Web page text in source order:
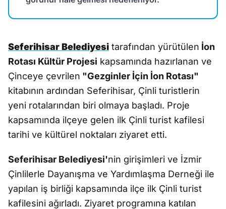
Seferihisar Belediyesi tarafından yürütülen İon
Rotası Kültür Projesi kapsamında hazırlanan ve
Çinceye çevrilen "Gezginler İçin İon Rotası"
kitabının ardından Seferihisar, Çinli turistlerin
yeni rotalarından biri olmaya başladı. Proje
kapsamında ilçeye gelen ilk Çinli turist kafilesi
tarihi ve kültürel noktaları ziyaret etti.
Seferihisar Belediyesi'nin girişimleri ve İzmir
Çinlilerle Dayanışma ve Yardımlaşma Derneği ile
yapılan iş birliği kapsamında ilçe ilk Çinli turist
kafilesini ağırladı. Ziyaret programına katılan